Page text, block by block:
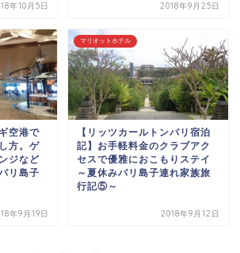
年10月5日 2018年9月25日
空港で
方。ゲ
ジなど
リ島子
年9月19日
マリオットホテル
【リッツカールトンバリ宿泊
記】お手軽料金のクラブアク
セスで優雅におこもりステイ
～夏休みバリ島子連れ家族旅
行記⑤～
2018年9月12日